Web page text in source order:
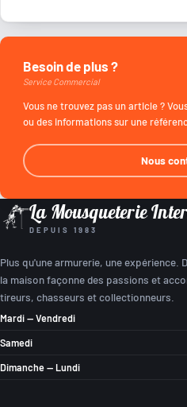
Besoin de plus ?
Service Commercial
Vous ne trouvez pas un article ?
ou des informations sur une
Nous
La Mousqueterie
DEPUIS 1983
Plus qu'une armurerie, une expérience.
la maison façonne des passions et
tireurs, chasseurs et collectionneurs.
Mardi — Vendredi
Samedi
Dimanche — Lundi